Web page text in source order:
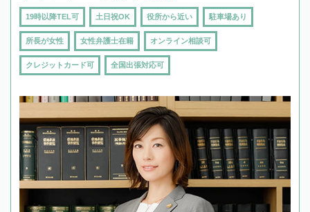
19時以降TEL可 土日祝OK 役所から近い 駐車場あり
所長が女性 女性弁護士在籍 オンライン相談可
クレジットカード可 全国出張対応可